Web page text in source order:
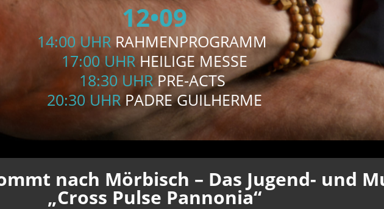
12•09
14:00 UHRRAHMENPROGRAMM
17:00 UHRHEILIGE MESSE
18:30 UHRPRE-ACTS
20:30 UHRPADRE GUILHERME
nach Mörbisch – Das Jugend- und
„Cross Pulse Pannonia“